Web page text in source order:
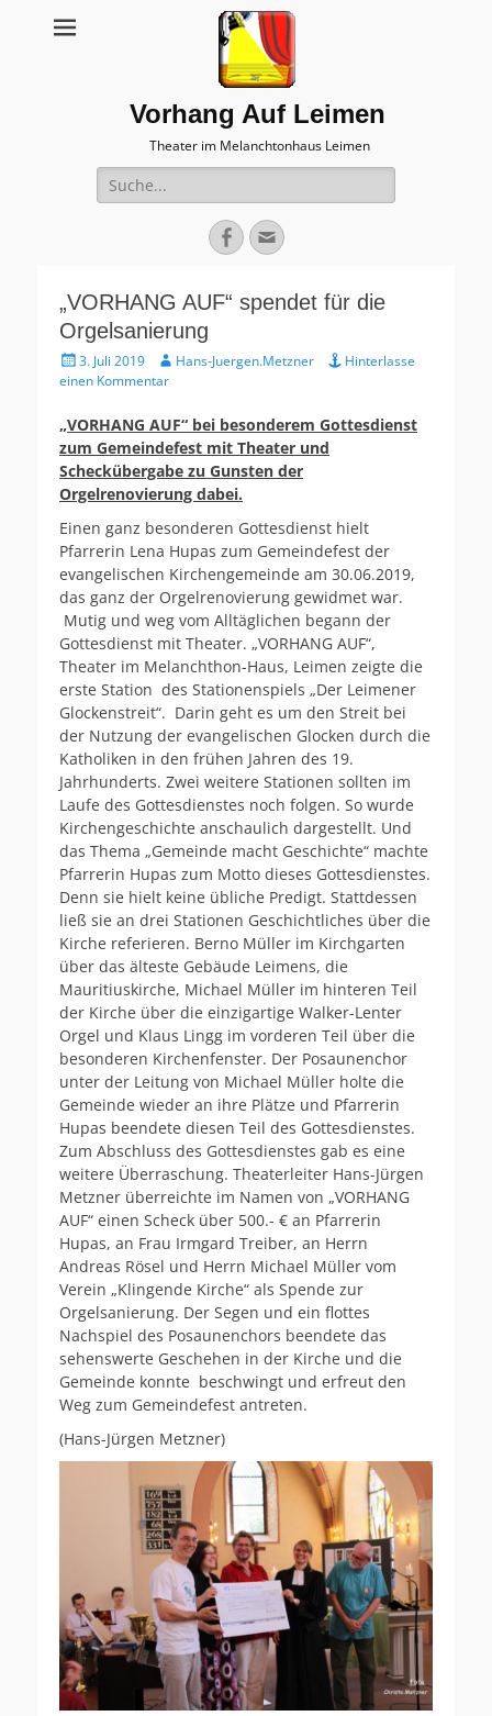
Vorhang Auf Leimen
Theater im Melanchtonhaus Leimen
Suche
nach:
Facebook
E-
Mail
„VORHANG AUF“ spendet für die
Orgelsanierung
Veröffentlicht
am
3. Juli 2019 AutorHans-Juergen.Metzner
Hinterlasse
einen Kommentar
„VORHANG AUF“ bei besonderem Gottesdienst
zum Gemeindefest mit Theater und
Scheckübergabe zu Gunsten der
Orgelrenovierung dabei.
Einen ganz besonderen Gottesdienst hielt
Pfarrerin Lena Hupas zum Gemeindefest der
evangelischen Kirchengemeinde am 30.06.2019,
das ganz der Orgelrenovierung gewidmet war.
Mutig und weg vom Alltäglichen begann der
Gottesdienst mit Theater. „VORHANG AUF“,
Theater im Melanchthon-Haus, Leimen zeigte die
erste Station des Stationenspiels „Der Leimener
Glockenstreit“. Darin geht es um den Streit bei
der Nutzung der evangelischen Glocken durch die
Katholiken in den frühen Jahren des 19.
Jahrhunderts. Zwei weitere Stationen sollten im
Laufe des Gottesdienstes noch folgen. So wurde
Kirchengeschichte anschaulich dargestellt. Und
das Thema „Gemeinde macht Geschichte“ machte
Pfarrerin Hupas zum Motto dieses Gottesdienstes.
Denn sie hielt keine übliche Predigt. Stattdessen
ließ sie an drei Stationen Geschichtliches über die
Kirche referieren. Berno Müller im Kirchgarten
über das älteste Gebäude Leimens, die
Mauritiuskirche, Michael Müller im hinteren Teil
der Kirche über die einzigartige Walker-Lenter
Orgel und Klaus Lingg im vorderen Teil über die
besonderen Kirchenfenster. Der Posaunenchor
unter der Leitung von Michael Müller holte die
Gemeinde wieder an ihre Plätze und Pfarrerin
Hupas beendete diesen Teil des Gottesdienstes.
Zum Abschluss des Gottesdienstes gab es eine
weitere Überraschung. Theaterleiter Hans-Jürgen
Metzner überreichte im Namen von „VORHANG
AUF“ einen Scheck über 500.- € an Pfarrerin
Hupas, an Frau Irmgard Treiber, an Herrn
Andreas Rösel und Herrn Michael Müller vom
Verein „Klingende Kirche“ als Spende zur
Orgelsanierung. Der Segen und ein flottes
Nachspiel des Posaunenchors beendete das
sehenswerte Geschehen in der Kirche und die
Gemeinde konnte beschwingt und erfreut den
Weg zum Gemeindefest antreten.
(Hans-Jürgen Metzner)